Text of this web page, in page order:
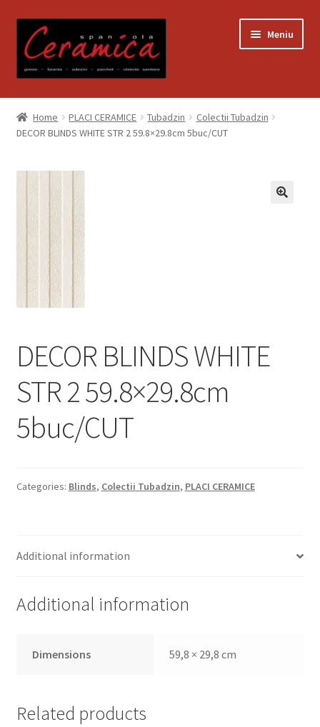
la
navigare
la
conținut
Meniu
Prima pagină
Blog
Contact
Despre noi
Plata si Livrare
Politică de confidențialitate
Politica de cookie
Plată
Home PLACI CERAMICE Tubadzin
Colectii Tubadzin
DECOR BLINDS WHITE STR 2 59.8×29.8cm 5buc/CUT
DECOR BLINDS WHITE
STR 2 59.8×29.8cm
5buc/CUT
Categories: Blinds, Colectii Tubadzin, PLACI CERAMICE
Additional information
Additional information
Dimensions 59,8 × 29,8 cm
Related products